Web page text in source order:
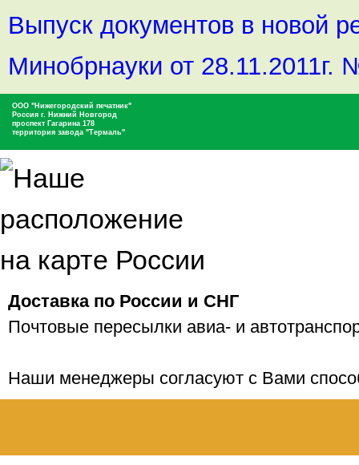
Выпуск документов в новой
Минобрнауки от 28.11.2011г.
ООО "Нижегородский печатник"
Россия г. Нижний Новгород
проспект Гагарина 178
территория завода "Термаль"
Доставка по России и СНГ
Почтовые пересылки авиа- и
Наши менеджеры согласуют с Вами